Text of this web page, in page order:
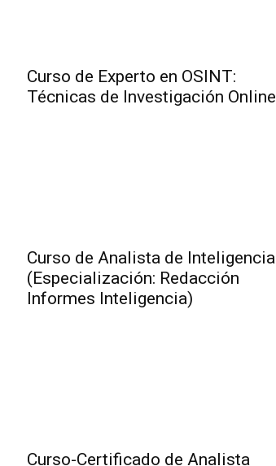
Curso de Experto en OSINT:
Técnicas de Investigación Online
Curso de Analista de Inteligencia
(Especialización: Redacción
Informes Inteligencia)
Curso-Certificado de Analista